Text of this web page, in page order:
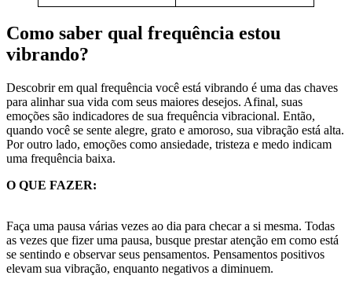
Como saber qual frequência estou
vibrando?
Descobrir em qual frequência você está vibrando é uma das chaves
para alinhar sua vida com seus maiores desejos. Afinal, suas
emoções são indicadores de sua frequência vibracional. Então,
quando você se sente alegre, grato e amoroso, sua vibração está alta.
Por outro lado, emoções como ansiedade, tristeza e medo indicam
uma frequência baixa.
O QUE FAZER:
Faça uma pausa várias vezes ao dia para checar a si mesma. Todas
as vezes que fizer uma pausa, busque prestar atenção em como está
se sentindo e observar seus pensamentos. Pensamentos positivos
elevam sua vibração, enquanto negativos a diminuem.